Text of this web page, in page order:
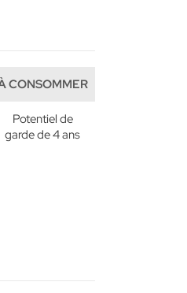
CONSOMMER
Potentiel de
garde de 4 ans